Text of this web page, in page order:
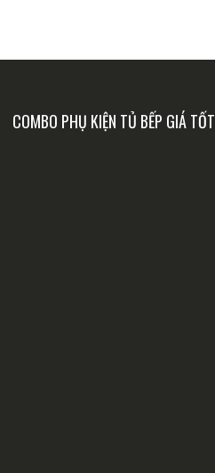
COMBO PHỤ KIỆN TỦ BẾP GIÁ TỐT